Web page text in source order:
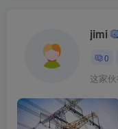
jimi
0
这家